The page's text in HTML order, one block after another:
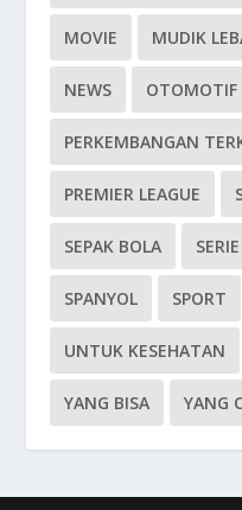
MOVIE MUDIK
NEWS OTOMOTIF
PERKEMBANGAN
PREMIER LEAGUE
SEPAK BOLA
SPANYOL SPORT
UNTUK KESEHATAN
YANG BISA YANG